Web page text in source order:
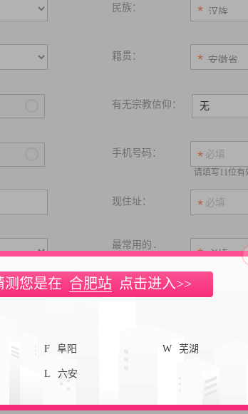
民族：
籍贯：
有无宗教信仰： 无
手机号码：
请填写11位有
现住址：
最常用的
求职渠道
：
是否失信人员: 无
测您是在 合肥站 点击进入>>
F 阜阳 W 芜湖
L 六安